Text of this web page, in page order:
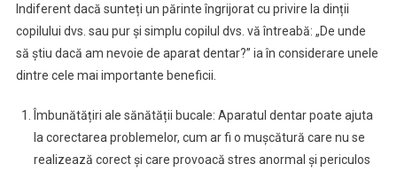
Meu
Are
Într-
De
Aparat
Dentar?
Indiferent dacă sunteți un părinte îngrijorat cu privire la dinții
copilului dvs. sau pur și simplu copilul dvs. vă întreabă: „De unde
să știu dacă am nevoie de aparat dentar?” ia în considerare unele
dintre cele mai importante beneficii.
Îmbunătățiri ale sănătății bucale: Aparatul dentar poate ajuta
la corectarea problemelor, cum ar fi o mușcătură care nu se
realizează corect și care provoacă stres anormal și periculos